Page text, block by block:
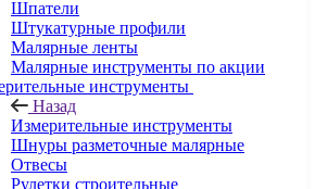
Шпатели
Штукатурные профили
Малярные ленты
Малярные инструменты по акции
инструменты
Назад
Измерительные инструменты
Шнуры разметочные малярные
Отвесы
Рулетки строительные